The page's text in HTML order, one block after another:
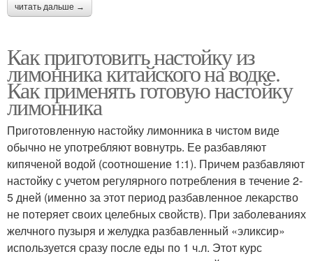
читать дальше →
Как приготовить настойку из
лимонника китайского на водке.
Как применять готовую настойку
лимонника
Приготовленную настойку лимонника в чистом виде
обычно не употребляют вовнутрь. Ее разбавляют
кипяченой водой (соотношение 1:1). Причем разбавляют
настойку с учетом регулярного потребления в течение 2-
5 дней (именно за этот период разбавленное лекарство
не потеряет своих целебных свойств). При заболеваниях
желчного пузыря и желудка разбавленный «эликсир»
используется сразу после еды по 1 ч.л. Этот курс